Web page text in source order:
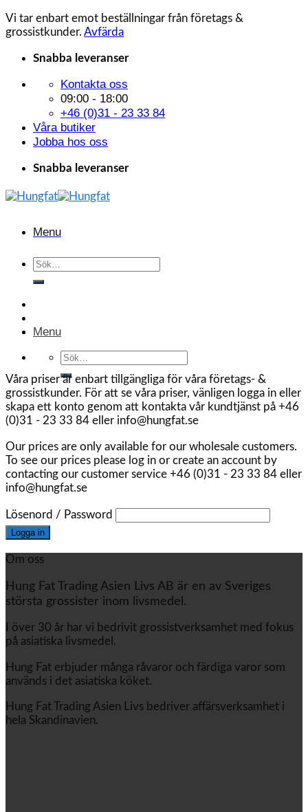
Vi tar enbart emot beställningar från företags &
grossistkunder. Avfärda
Skip
content
Snabba leveranser
Kontakta oss
09:00 - 18:00
+46 (0)31 - 23 33 84
Våra butiker
Jobba hos oss
Snabba leveranser
Menu
Sök
Sök
Menu
Våra priser är enbart tillgängliga för våra företags- &
grossistkunder. För att se våra priser, vänligen logga in eller
skapa ett konto genom att kontakta vår kundtjänst på +46
(0)31 - 23 33 84 eller info@hungfat.se
Our prices are only available for our wholesale customers.
To see our prices please log in or create an account by
contacting our customer service +46 (0)31 - 23 33 84 eller
info@hungfat.se
Lösenord / Password
Om oss
Hung Fat Trading Asien Livs AB är en av Sveriges
största grossister inom livsmedel.
I över 30 år har vi bedrivit grossistverksamhet med fokus
på asiatiska livsmedel.
Hung Fat erbjuder många råvaror och färdiga varor som
används i det asiatiska köket.
Hung Fat Trading Asien Livs bedriver affärsverksamhet i
hela Skandinavien.